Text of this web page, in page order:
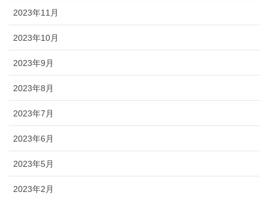
2023年11月
2023年10月
2023年9月
2023年8月
2023年7月
2023年6月
2023年5月
2023年2月